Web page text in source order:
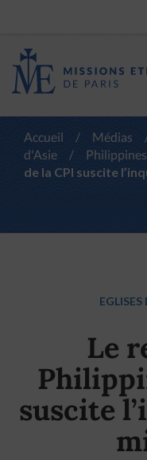
Accueil / Médias
d'Asie
/ Philippines
de la CPI suscite
EGLISES
Le
suscite